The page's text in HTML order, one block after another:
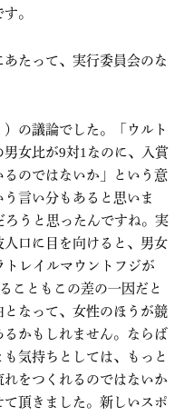
。
たって、実行委員会のな
の議論でした。「ウルト
女比が9対1なのに、入賞
のではないか」という意
言い分もあると思いま
うと思ったんですね。実
口に目を向けると、男女
レイルマウントフジが
こともこの差の一因だと
なって、女性のほうが競
かもしれません。ならば
気持ちとしては、もっと
をつくれるのではないか
頂きました。新しいスポ